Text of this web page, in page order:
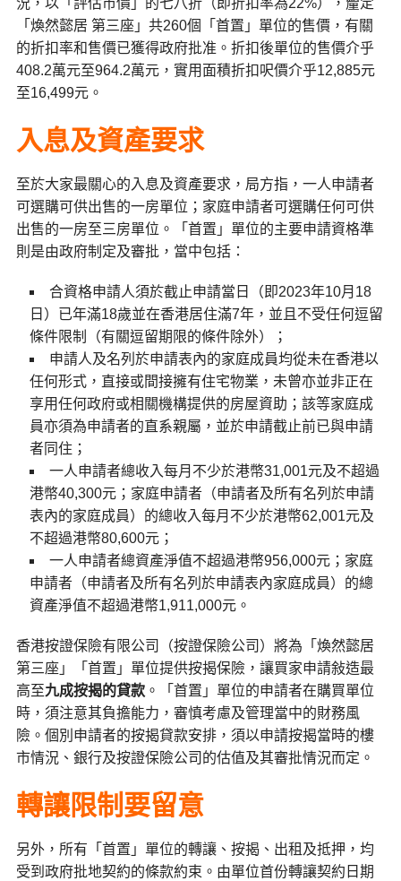
「煥然懿居 第三座」共260個「首置」單位的售價，有關
的折扣率和售價已獲得政府批准。折扣後單位的售價介乎
408.2萬元至964.2萬元，實用面積折扣呎價介乎12,885元
至16,499元。
入息及資產要求
至於大家最關心的入息及資產要求，局方指，一人申請者
可選購可供出售的一房單位；家庭申請者可選購任何可供
出售的一房至三房單位。「首置」單位的主要申請資格準
則是由政府制定及審批，當中包括：
合資格申請人須於截止申請當日（即2023年10月18
日）已年滿18歲並在香港居住滿7年，並且不受任何逗留
條件限制（有關逗留期限的條件除外）；
申請人及名列於申請表內的家庭成員均從未在香港以
任何形式，直接或間接擁有住宅物業，未曾亦並非正在
享用任何政府或相關機構提供的房屋資助；該等家庭成
員亦須為申請者的直系親屬，並於申請截止前已與申請
者同住；
一人申請者總收入每月不少於港幣31,001元及不超過
港幣40,300元；家庭申請者（申請者及所有名列於申請
表內的家庭成員）的總收入每月不少於港幣62,001元及
不超過港幣80,600元；
一人申請者總資產淨值不超過港幣956,000元；家庭
申請者（申請者及所有名列於申請表內家庭成員）的總
資產淨值不超過港幣1,911,000元。
香港按證保險有限公司（按證保險公司）將為「煥然懿居
第三座」「首置」單位提供按揭保險，讓買家申請敍造最
高至九成按揭的貸款。「首置」單位的申請者在購買單位
時，須注意其負擔能力，審慎考慮及管理當中的財務風
險。個別申請者的按揭貸款安排，須以申請按揭當時的樓
市情況、銀行及按證保險公司的估值及其審批情況而定。
轉讓限制要留意
另外，所有「首置」單位的轉讓、按揭、出租及抵押，均
受到政府批地契約的條款約束。由單位首份轉讓契約日期